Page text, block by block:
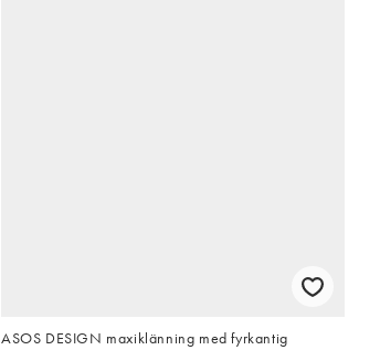
ASOS DESIGN maxiklänning med fyrkantig